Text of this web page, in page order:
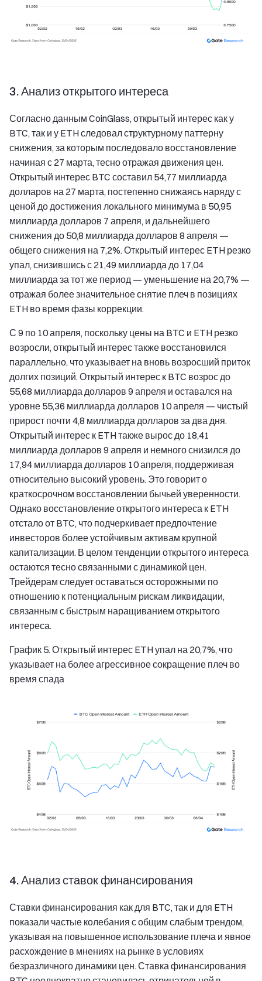
3. Анализ открытого интереса
Согласно данным CoinGlass, открытый интерес как у
BTC, так и у ETH следовал структурному паттерну
снижения, за которым последовало восстановление
начиная с 27 марта, тесно отражая движения цен.
Открытый интерес BTC составил 54,77 миллиарда
долларов на 27 марта, постепенно снижаясь наряду с
ценой до достижения локального минимума в 50,95
миллиарда долларов 7 апреля, и дальнейшего
снижения до 50,8 миллиарда долларов 8 апреля —
общего снижения на 7,2%. Открытый интерес ETH резко
упал, снизившись с 21,49 миллиарда до 17,04
миллиарда за тот же период — уменьшение на 20,7% —
отражая более значительное снятие плеч в позициях
ETH во время фазы коррекции.
С 9 по 10 апреля, поскольку цены на BTC и ETH резко
возросли, открытый интерес также восстановился
параллельно, что указывает на вновь возросший приток
долгих позиций. Открытый интерес к BTC возрос до
55,68 миллиарда долларов 9 апреля и оставался на
уровне 55,36 миллиарда долларов 10 апреля — чистый
прирост почти 4,8 миллиарда долларов за два дня.
Открытый интерес к ETH также вырос до 18,41
миллиарда долларов 9 апреля и немного снизился до
17,94 миллиарда долларов 10 апреля, поддерживая
относительно высокий уровень. Это говорит о
краткосрочном восстановлении бычьей уверенности.
Однако восстановление открытого интереса к ETH
отстало от BTC, что подчеркивает предпочтение
инвесторов более устойчивым активам крупной
капитализации. В целом тенденции открытого интереса
остаются тесно связанными с динамикой цен.
Трейдерам следует оставаться осторожными по
отношению к потенциальным рискам ликвидации,
связанным с быстрым наращиванием открытого
интереса.
График 5. Открытый интерес ETH упал на 20,7%, что
указывает на более агрессивное сокращение плеч во
время спада
4. Анализ ставок финансирования
Ставки финансирования как для BTC, так и для ETH
показали частые колебания с общим слабым трендом,
указывая на повышенное использование плеча и явное
расхождение в мнениях на рынке в условиях
безразличного динамики цен. Ставка финансирования